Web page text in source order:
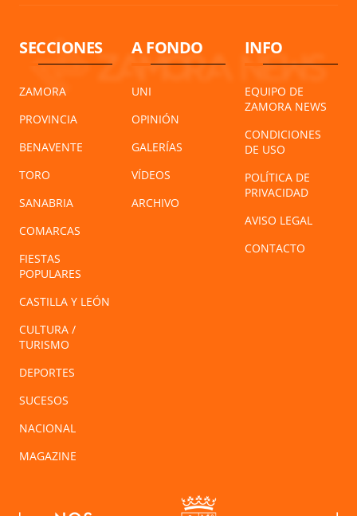
SECCIONES
ZAMORA
PROVINCIA
BENAVENTE
TORO
SANABRIA
COMARCAS
FIESTAS
POPULARES
CASTILLA Y LEÓN
CULTURA /
TURISMO
DEPORTES
SUCESOS
NACIONAL
MAGAZINE
A FONDO
UNI
OPINIÓN
GALERÍAS
VÍDEOS
ARCHIVO
INFO
EQUIPO DE
ZAMORA NEWS
CONDICIONES
DE USO
POLÍTICA DE
PRIVACIDAD
AVISO LEGAL
CONTACTO